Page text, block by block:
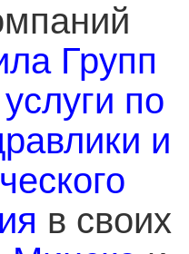
Групп
услуги по
и
в своих